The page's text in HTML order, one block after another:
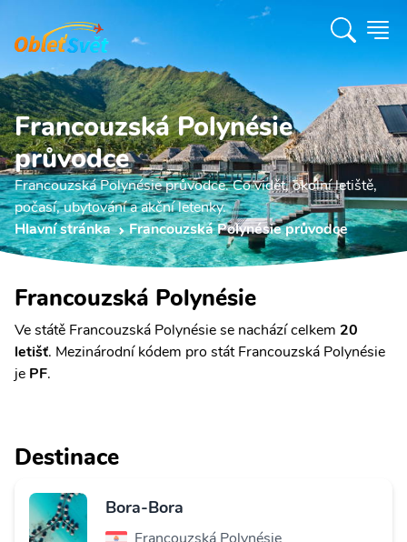
Francouzská Polynésie
průvodce
Francouzská Polynésie průvodce. Co vidět, okolní letiště,
počasí, ubytování a akční letenky.
Hlavní stránka
Francouzská Polynésie průvodce
Francouzská Polynésie
Ve státě Francouzská Polynésie se nachází celkem 20
letišť. Mezinárodní kódem pro stát Francouzská Polynésie
je PF.
Destinace
Bora-Bora
Francouzská Polynésie